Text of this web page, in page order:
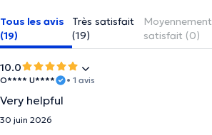
Tous les avis
(19)
Très satisfait
(19)
Moyennement
satisfait (0)
10.0
O**** U**** • 1 avis
Very helpful
30 juin 2026